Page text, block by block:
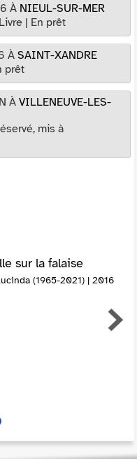
À NIEUL-SUR-MER
Livre | En prêt
À SAINT-XANDRE
prêt
À VILLENEUVE-LES-
mis à
sur la falaise
(1965-2021) | 2016